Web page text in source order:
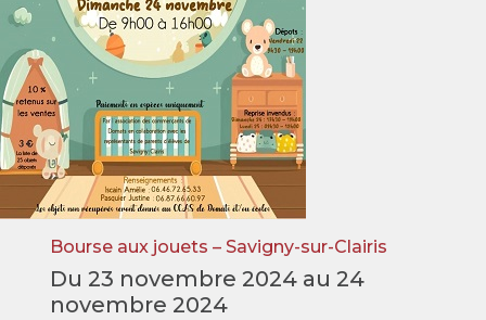
Bourse aux jouets – Savigny-sur-Clairis
Du 23 novembre 2024 au 24
novembre 2024